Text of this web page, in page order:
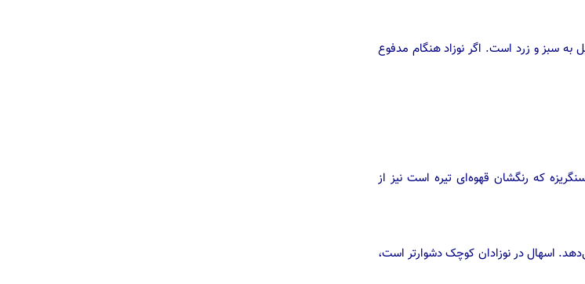
سبز و زرد است. اگر نوزاد هنگام مدفوع
که رنگشان قهوه‌ای تیره است نیز از
اسهال در نوزادان کوچک دشوارتر است،